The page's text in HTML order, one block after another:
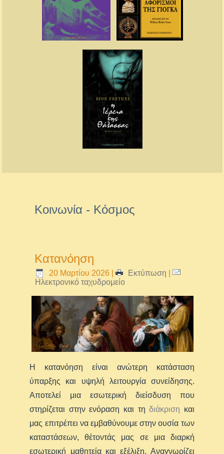
Κοινωνία - Κόσμος
Κατανόηση
20 Μαρτίου 2026 | Εκτύπωση
|
Ηλεκτρονικό ταχυδρομείο
Η κατανόηση είναι ανώτερη κατάσταση
ύπαρξης και υψηλή λειτουργία συνείδησης.
Αποτελεί μια εσωτερική διείσδυση που
στηρίζεται στην ενόραση και τηδιάκριση και
μας επιτρέπει να εμβαθύνουμε στην ουσία των
καταστάσεων, θέτοντάς μας σε μια διαρκή
εσωτερική μαθητεία και εξέλιξη. Αναγνωρίζει